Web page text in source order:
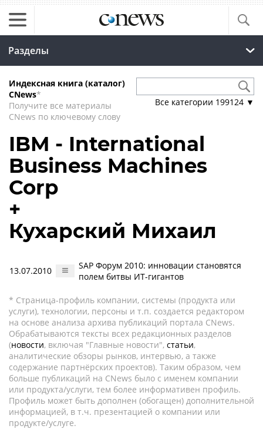
Разделы
Индексная книга (каталог)
CNews*
Получите все материалы
CNews по ключевому слову
Все категории 199124 ▼
IBM - International
Business Machines
Corp
+
Кухарский Михаил
13.07.2010
SAP Форум 2010: инновации становятся
полем битвы ИТ-гигантов
* Страница-профиль компании, системы (продукта или
услуги), технологии, персоны и т.п. создается редактором
на основе анализа архива публикаций портала CNews.
Обрабатываются тексты всех редакционных разделов
(новости, включая "Главные новости", статьи,
аналитические обзоры рынков, интервью, а также
содержание партнёрских проектов). Таким образом, чем
больше публикаций на CNews было с именем компании
или продукта/услуги, тем более информативен профиль.
Профиль может быть дополнен (обогащен) дополнительной
информацией, в т.ч. презентацией о компании или
продукте/услуге.